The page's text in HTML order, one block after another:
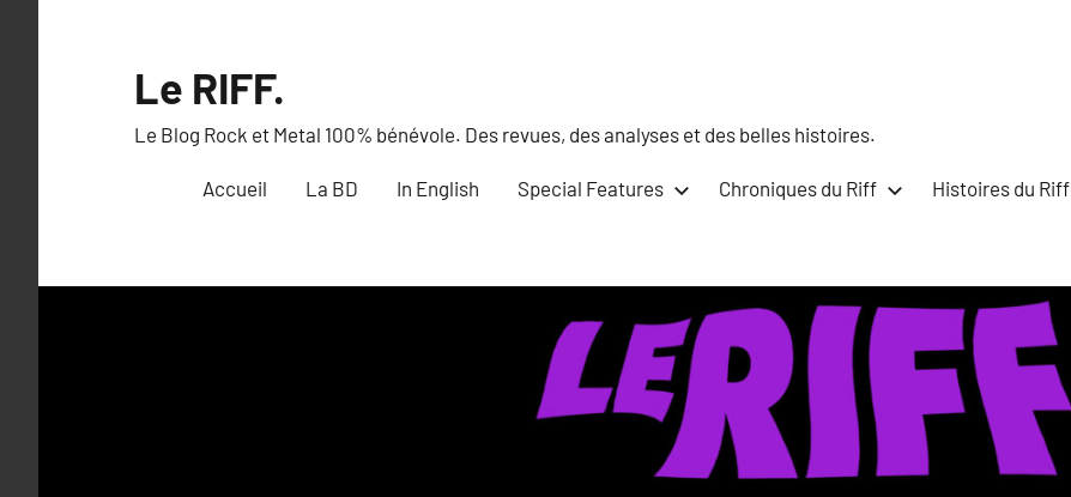
Le RIFF.
Le Blog Rock et Metal 100% bénévole. Des revues, des analyses et des belles histoires.
Accueil La BD In English Special Features Chroniques du Riff Histoires du Riff